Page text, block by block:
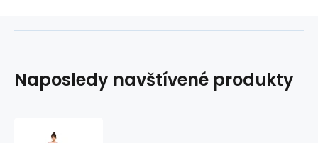
Naposledy navštívené produkty